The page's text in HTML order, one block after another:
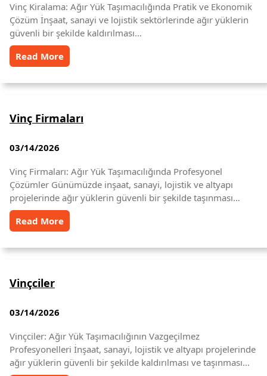
Vinç Kiralama: Ağır Yük Taşımacılığında Pratik ve Ekonomik
Çözüm İnşaat, sanayi ve lojistik sektörlerinde ağır yüklerin
güvenli bir şekilde kaldırılması…
Read More
Vinç Firmaları
03/14/2026
Vinç Firmaları: Ağır Yük Taşımacılığında Profesyonel
Çözümler Günümüzde inşaat, sanayi, lojistik ve altyapı
projelerinde ağır yüklerin güvenli bir şekilde taşınması…
Read More
Vinçciler
03/14/2026
Vinçciler: Ağır Yük Taşımacılığının Vazgeçilmez
Profesyonelleri İnşaat, sanayi, lojistik ve altyapı projelerinde
ağır yüklerin güvenli bir şekilde kaldırılması ve taşınması…